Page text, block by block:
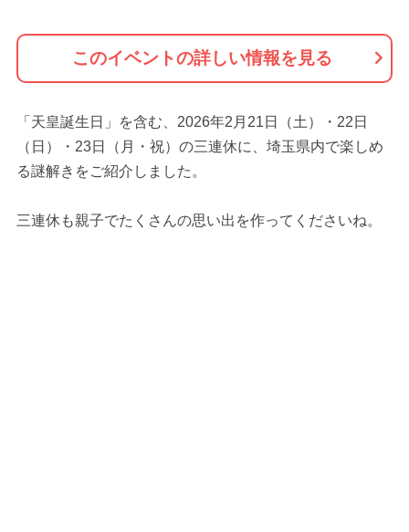
このイベントの詳しい情報を見る
「天皇誕生日」を含む、2026年2月21日（土）・22日
（日）・23日（月・祝）の三連休に、埼玉県内で楽しめ
る謎解きをご紹介しました。
三連休も親子でたくさんの思い出を作ってくださいね。